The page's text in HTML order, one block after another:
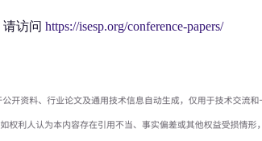
访问 https://isesp.org/conference-papers/